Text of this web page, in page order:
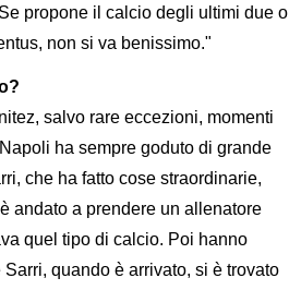
propone il calcio degli ultimi due o
non si va benissimo."
salvo rare eccezioni, momenti
ha sempre goduto di grande
che ha fatto cose straordinarie,
andato a prendere un allenatore
quel tipo di calcio. Poi hanno
quando è arrivato, si è trovato